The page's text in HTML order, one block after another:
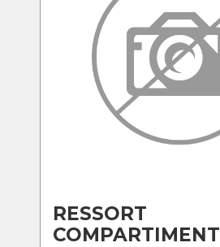
RESSORT
COMPARTIMENT